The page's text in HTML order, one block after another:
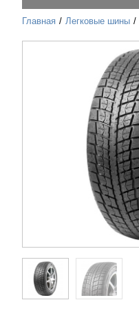
Главная Легковые шины